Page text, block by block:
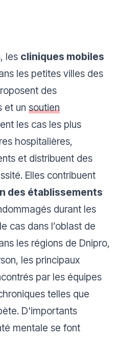
les cliniques mobiles
les petites villes des
des
et un soutien
les cas les plus
hospitalières,
et distribuent des
Elles contribuent
des établissements
durant les
cas dans l’oblast de
les régions de Dnipro,
les principaux
par les équipes
telles que
D'importants
mentale se font